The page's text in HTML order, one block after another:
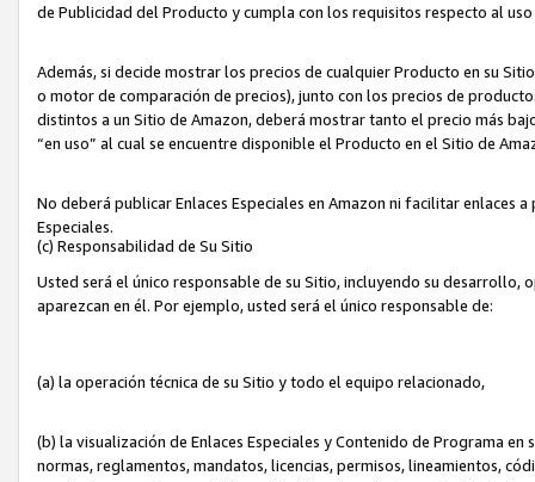
de Publicidad del Producto y cumpla con los requisitos respecto al uso
Además, si decide mostrar los precios de cualquier Producto en su
o motor de comparación de precios), junto con los precios de
distintos a un Sitio de Amazon, deberá mostrar tanto el precio más
“en uso” al cual se encuentre disponible el Producto en el Sitio de
No deberá publicar Enlaces Especiales en Amazon ni facilitar enlaces
Especiales.
(c) Responsabilidad de Su Sitio
Usted será el único responsable de su Sitio, incluyendo su
aparezcan en él. Por ejemplo, usted será el único responsable de:
(a) la operación técnica de su Sitio y todo el equipo relacionado,
(b) la visualización de Enlaces Especiales y Contenido de Programa
normas, reglamentos, mandatos, licencias, permisos, lineamientos,